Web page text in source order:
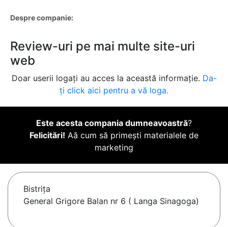
Despre companie:
Review-uri pe mai multe site-uri
web
Doar userii logați au acces la această informație. Da-
ți click aici pentru a vă loga.
Este acesta compania dumneavoastră?
Felicitări! Aă cum să primești materialele de
marketing
Bistriţa
General Grigore Balan nr 6 ( Langa Sinagoga)